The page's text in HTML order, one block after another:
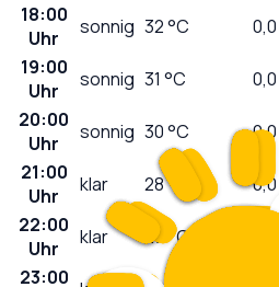
18:00
Uhr
sonnig 32°C 0,0
19:00
Uhr
sonnig 31 °C 0,0
20:00
Uhr
sonnig 30°C 0,0
21:00
Uhr
klar 28°C 0,0
22:00
Uhr
klar 27 °C
23:00